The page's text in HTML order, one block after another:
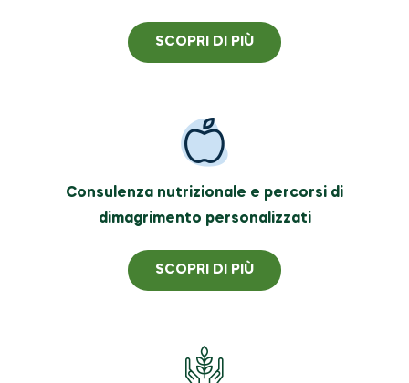
SCOPRI DI PIÙ
Consulenza nutrizionale e percorsi di
dimagrimento personalizzati
SCOPRI DI PIÙ